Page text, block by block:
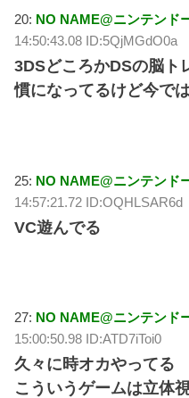
20: NO NAME@ニンテンド
14:50:43.08 ID:5QjMGdO0a
3DSどころかDSの脳ト
慣になってるけど今で
25: NO NAME@ニンテンド
14:57:21.72 ID:OQHLSAR6d
VC遊んでる
27: NO NAME@ニンテンド
15:00:50.98 ID:ATD7iToi0
久々に時オカやってる
こういうゲームは立体